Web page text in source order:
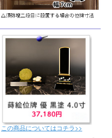
この商品についてはコチラ>>